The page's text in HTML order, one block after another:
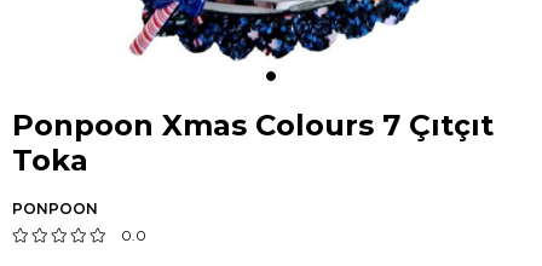
Ponpoon Xmas Colours 7 Çıtçıt
Toka
PONPOON
0.0